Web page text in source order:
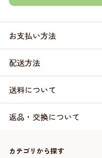
お支払い方法
配送方法
送料について
返品・交換について
カテゴリから探す